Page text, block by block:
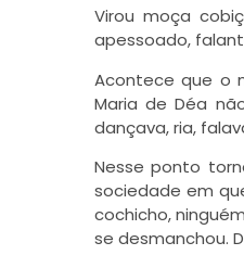
Virou moça
apessoado,
Acontece que o
Maria de Déa
dançava, ria,
Nesse ponto
sociedade em
cochicho,
se desmanchou.